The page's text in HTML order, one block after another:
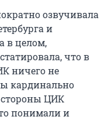
озвучивала
и
в целом,
что в
ничего не
кардинально
стороны ЦИК
понимали и